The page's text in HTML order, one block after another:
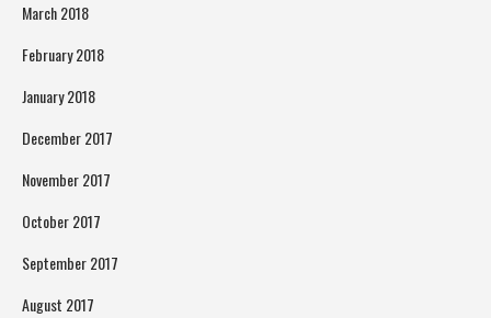
March 2018
February 2018
January 2018
December 2017
November 2017
October 2017
September 2017
August 2017